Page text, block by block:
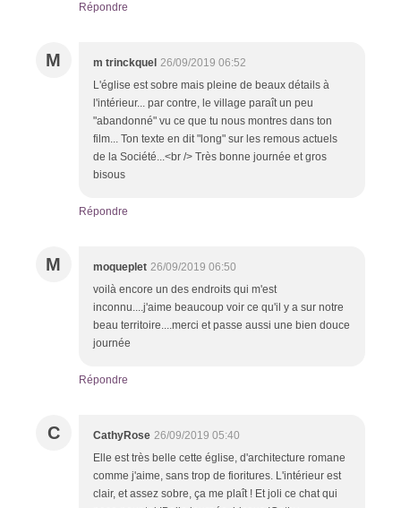
Répondre
M m trinckquel 26/09/2019 06:52
L'église est sobre mais pleine de beaux détails à
l'intérieur... par contre, le village paraît un peu
"abandonné" vu ce que tu nous montres dans ton
film... Ton texte en dit "long" sur les remous actuels
de la Société...<br /> Très bonne journée et gros
bisous
Répondre
M moqueplet 26/09/2019 06:50
voilà encore un des endroits qui m'est
inconnu....j'aime beaucoup voir ce qu'il y a sur notre
beau territoire....merci et passe aussi une bien douce
journée
Répondre
C CathyRose 26/09/2019 05:40
Elle est très belle cette église, d'architecture romane
comme j'aime, sans trop de fioritures. L'intérieur est
clair, et assez sobre, ça me plaît ! Et joli ce chat qui